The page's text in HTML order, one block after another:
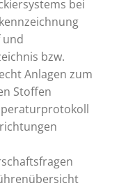
bei
und
bzw.
Anlagen zum
Stoffen